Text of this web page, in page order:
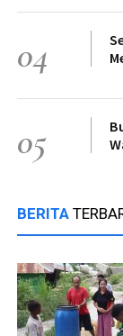
04
05
BERITA